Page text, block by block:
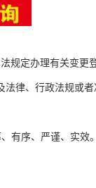
规定办理有关变更
律、行政法规或
有序、严谨、实效